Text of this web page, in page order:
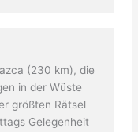
(230 km), die
in der Wüste
größten Rätsel
Gelegenheit